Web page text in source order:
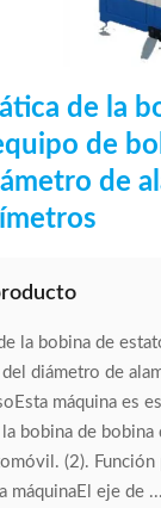
de la
de
de
la bobina de
diámetro de
máquina es
bobina de bobina
(2). Función
máquinaEl eje de ...